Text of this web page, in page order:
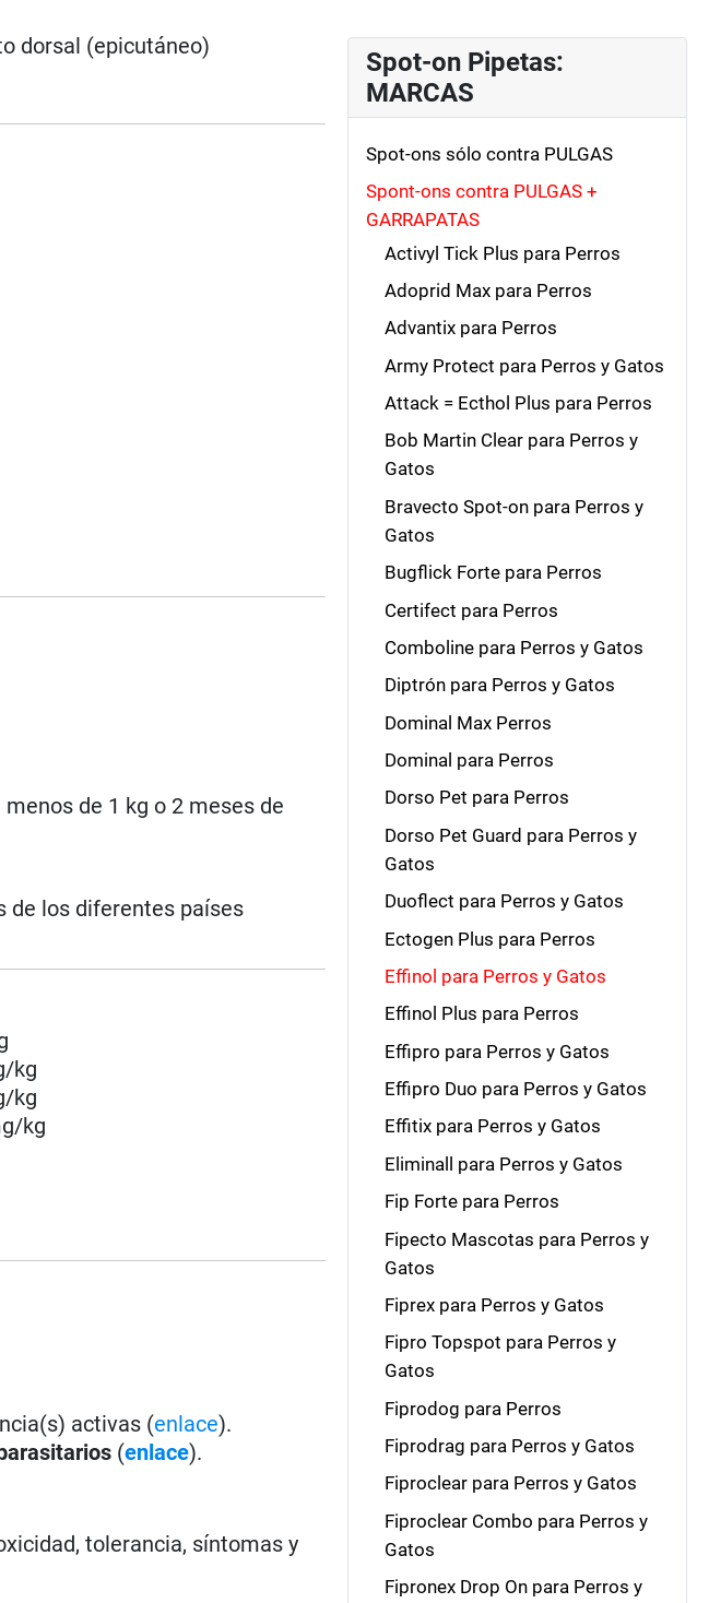
dorsal (epicutáneo)
de 1 kg o 2 meses de
de los diferentes países
kg
kg
kg
activas (enlace).
(enlace).
tolerancia, síntomas y
Spot-on Pipetas:
MARCAS
Spot-ons sólo contra PULGAS
Spont-ons contra PULGAS +
GARRAPATAS
Activyl Tick Plus para Perros
Adoprid Max para Perros
Advantix para Perros
Army Protect para Perros y Gatos
Attack = Ecthol Plus para Perros
Bob Martin Clear para Perros y
Gatos
Bravecto Spot-on para Perros y
Gatos
Bugflick Forte para Perros
Certifect para Perros
Comboline para Perros y Gatos
Diptrón para Perros y Gatos
Dominal Max Perros
Dominal para Perros
Dorso Pet para Perros
Dorso Pet Guard para Perros y
Gatos
Duoflect para Perros y Gatos
Ectogen Plus para Perros
Effinol para Perros y Gatos
Effinol Plus para Perros
Effipro para Perros y Gatos
Effipro Duo para Perros y Gatos
Effitix para Perros y Gatos
Eliminall para Perros y Gatos
Fip Forte para Perros
Fipecto Mascotas para Perros y
Gatos
Fiprex para Perros y Gatos
Fipro Topspot para Perros y
Gatos
Fiprodog para Perros
Fiprodrag para Perros y Gatos
Fiproclear para Perros y Gatos
Fiproclear Combo para Perros y
Gatos
Fipronex Drop On para Perros y